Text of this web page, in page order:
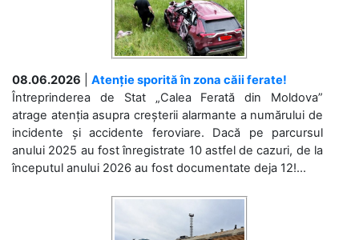
08.06.2026
Atenție sporită în zona căii ferate!
Întreprinderea de Stat „Calea Ferată din Moldova”
atrage atenția asupra creșterii alarmante a numărului de
incidente și accidente feroviare. Dacă pe parcursul
anului 2025 au fost înregistrate 10 astfel de cazuri, de la
începutul anului 2026 au fost documentate deja 12!...